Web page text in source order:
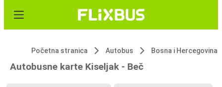
Početna stranica Autobus Bosna i Hercegovina
Autobusne karte Kiseljak - Beč